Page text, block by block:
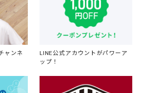
ャンネ
LINE公式アカウントがパワーア
ップ！